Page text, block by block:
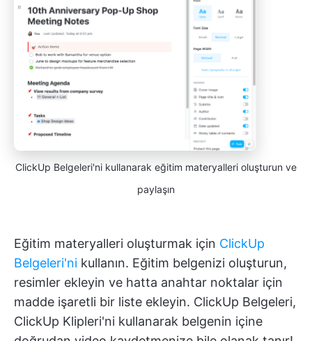
ClickUp Belgeleri'ni kullanarak eğitim materyalleri oluşturun ve
paylaşın
Eğitim materyalleri oluşturmak için ClickUp
Belgeleri'ni kullanın. Eğitim belgenizi oluşturun,
resimler ekleyin ve hatta anahtar noktalar için
madde işaretli bir liste ekleyin. ClickUp Belgeleri,
ClickUp Klipleri'ni kullanarak belgenin içine